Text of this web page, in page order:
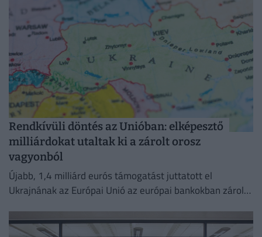
Rendkívüli döntés az Unióban: elképesztő
milliárdokat utaltak ki a zárolt orosz
vagyonból
Újabb, 1,4 milliárd eurós támogatást juttatott el
Ukrajnának az Európai Unió az európai bankokban zárolt